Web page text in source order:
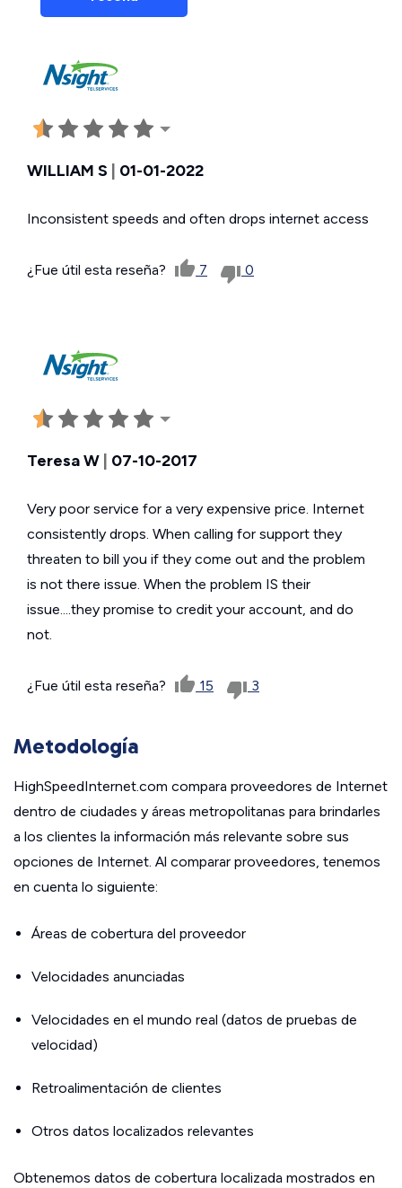
WILLIAM S 01-01-2022
Inconsistent speeds and often drops internet access
¿Fue útil esta reseña? 7 0
Teresa W | 07-10-2017
Very poor service for a very expensive price. Internet
consistently drops. When calling for support they
threaten to bill you if they come out and the problem
is not there issue. When the problem IS their
issue....they promise to credit your account, and do
not.
¿Fue útil esta reseña? 15 3
Metodología
HighSpeedInternet.com compara proveedores de Internet
dentro de ciudades y áreas metropolitanas para brindarles
a los clientes la información más relevante sobre sus
opciones de Internet. Al comparar proveedores, tenemos
en cuenta lo siguiente:
Áreas de cobertura del proveedor
Velocidades anunciadas
Velocidades en el mundo real (datos de pruebas de
velocidad)
Retroalimentación de clientes
Otros datos localizados relevantes
Obtenemos datos de cobertura localizada mostrados en